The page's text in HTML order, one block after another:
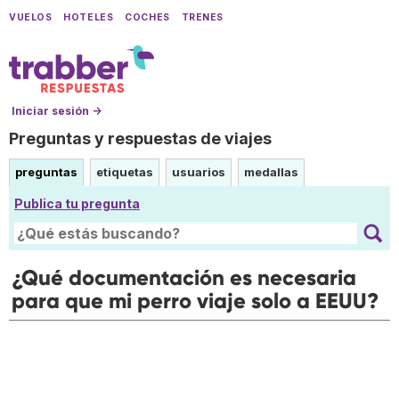
VUELOS HOTELES COCHES TRENES
Iniciar sesión →
Preguntas y respuestas de viajes
preguntas etiquetas usuarios medallas
Publica tu pregunta
¿Qué documentación es necesaria
para que mi perro viaje solo a EEUU?